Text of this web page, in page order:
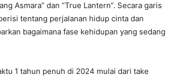
Asmara” dan “True Lantern”. Secara garis
tentang perjalanan hidup cinta dan
bagaimana fase kehidupan yang sedang
1 tahun penuh di 2024 mulai dari take